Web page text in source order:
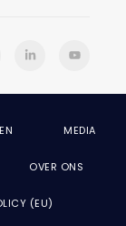
MEDIA
OVER ONS
(EU)